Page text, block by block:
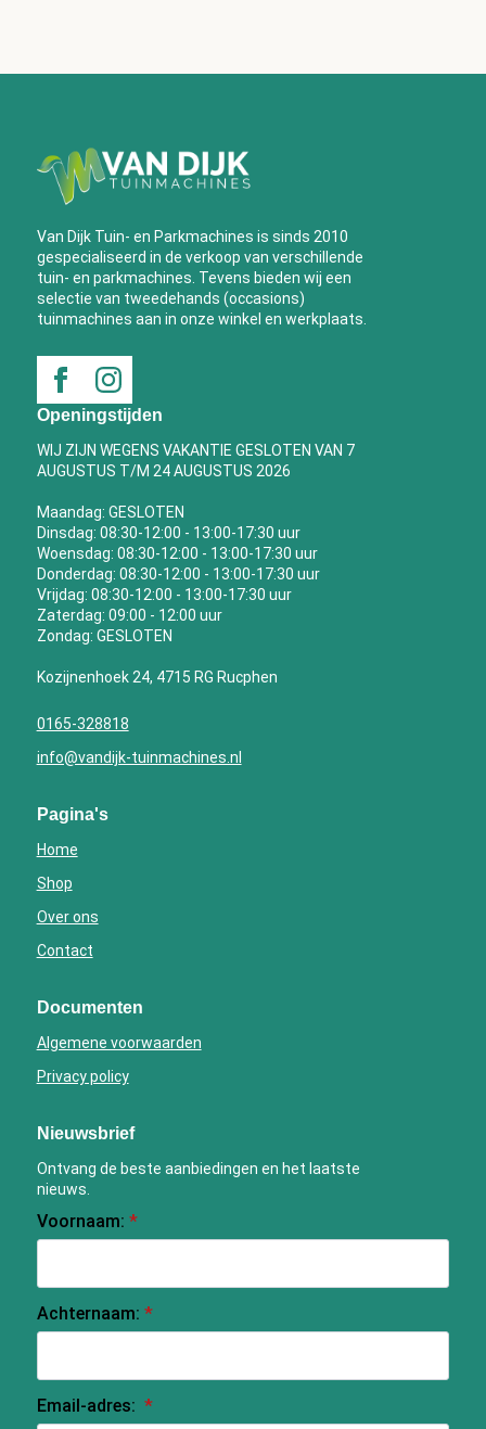
gekozen
worden
de
productpagina
Van Dijk Tuin- en Parkmachines is sinds 2010
gespecialiseerd in de verkoop van verschillende
tuin- en parkmachines. Tevens bieden wij een
selectie van tweedehands (occasions)
tuinmachines aan in onze winkel en werkplaats.
Openingstijden
WIJ ZIJN WEGENS VAKANTIE GESLOTEN VAN 7
AUGUSTUS T/M 24 AUGUSTUS 2026
Maandag: GESLOTEN
Dinsdag: 08:30-12:00 - 13:00-17:30 uur
Woensdag: 08:30-12:00 - 13:00-17:30 uur
Donderdag: 08:30-12:00 - 13:00-17:30 uur
Vrijdag: 08:30-12:00 - 13:00-17:30 uur
Zaterdag: 09:00 - 12:00 uur
Zondag: GESLOTEN
Kozijnenhoek 24, 4715 RG Rucphen
0165-328818
info@vandijk-tuinmachines.nl
Pagina's
Home
Shop
Over ons
Contact
Documenten
Algemene voorwaarden
Privacy policy
Nieuwsbrief
Ontvang de beste aanbiedingen en het laatste
nieuws.
Voornaam: *
Achternaam: *
Email-adres: *